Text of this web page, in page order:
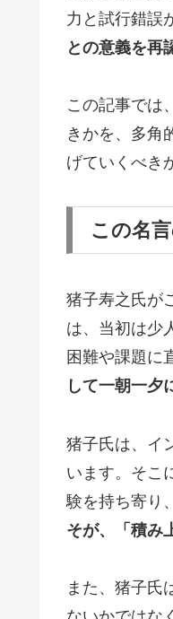
力と試行錯誤
との意義を再
この記事では
きかを、多角
げていくべき
この名
猪子寿之氏が
は、当初は少
困難や課題に
して一朝一夕
猪子氏は、イ
います。そこ
験を持ち寄り
そが、「積み
また、猪子氏